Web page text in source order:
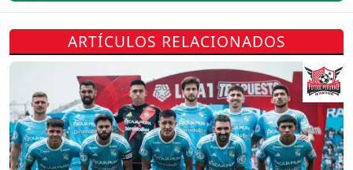
ARTÍCULOS RELACIONADOS